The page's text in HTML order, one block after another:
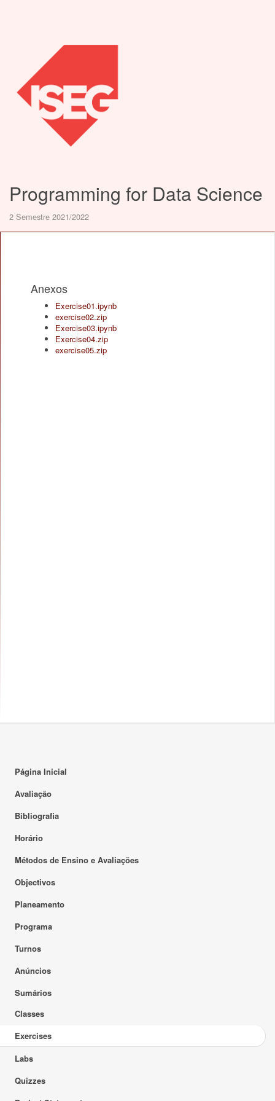
Programming for Data Science
2 Semestre 2021/2022
Anexos
Exercise01.ipynb
exercise02.zip
Exercise03.ipynb
Exercise04.zip
exercise05.zip
Página Inicial
Avaliação
Bibliografia
Horário
Métodos de Ensino e Avaliações
Objectivos
Planeamento
Programa
Turnos
Anúncios
Sumários
Classes
Exercises
Labs
Quizzes